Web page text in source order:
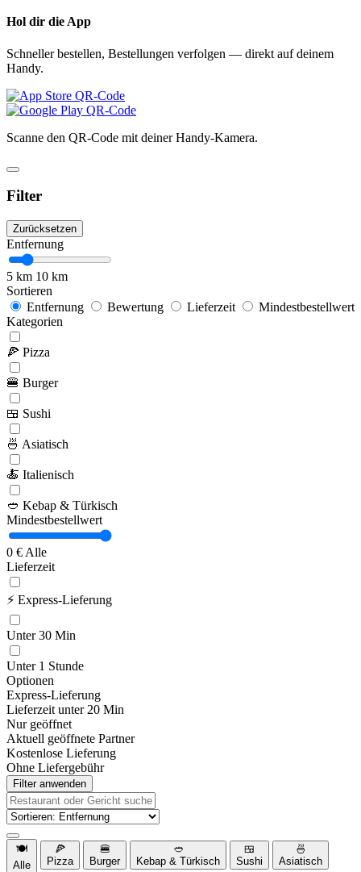
Hol dir die App
Schneller bestellen, Bestellungen verfolgen — direkt auf deinem
Handy.
Scanne den QR-Code mit deiner Handy-Kamera.
Filter
Zurücksetzen
Entfernung
5 km 10 km
Sortieren
Entfernung
Bewertung Lieferzeit
Mindestbestellwert
Kategorien
🍕 Pizza
🍔 Burger
🍱 Sushi
🍜 Asiatisch
🍝 Italienisch
🥙 Kebap & Türkisch
Mindestbestellwert
0 € Alle
Lieferzeit
⚡ Express-Lieferung
Unter 30 Min
Unter 1 Stunde
Optionen
Express-Lieferung
Lieferzeit unter 20 Min
Nur geöffnet
Aktuell geöffnete Partner
Kostenlose Lieferung
Ohne Liefergebühr
Filter anwenden
🍽️
Alle
🍕
Pizza
🍔
Burger
🥙
Kebap & Türkisch
🍱
Sushi
🍜
Asiatisch